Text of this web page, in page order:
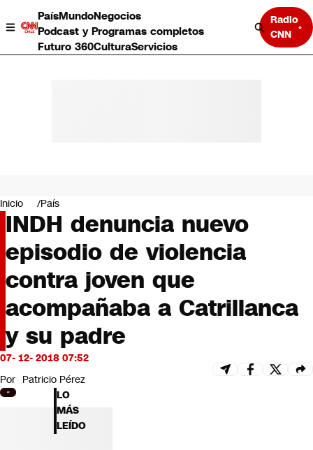
PaísMundoNegocios
Podcast y Programas completos
Futuro 360CulturaServicios
Radio
CNN
Negocios
Deportes
Programas completos
Cultura
Servicios
Bits
CNN tiempo
Opinión
Inicio País
INDH denuncia nuevo
episodio de violencia
contra joven que
acompañaba a Catrillanca
y su padre
07- 12- 2018 07:52
Por Patricio Pérez
LO
MÁS
LEÍDO